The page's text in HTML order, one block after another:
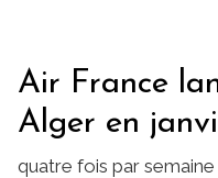
Air France
Alger en
quatre fois par semaine